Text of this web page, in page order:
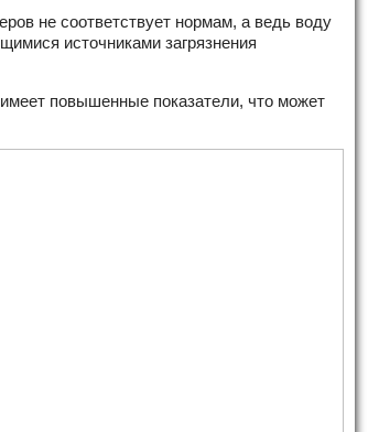
не соответствует нормам, а ведь воду
источниками загрязнения
повышенные показатели, что может